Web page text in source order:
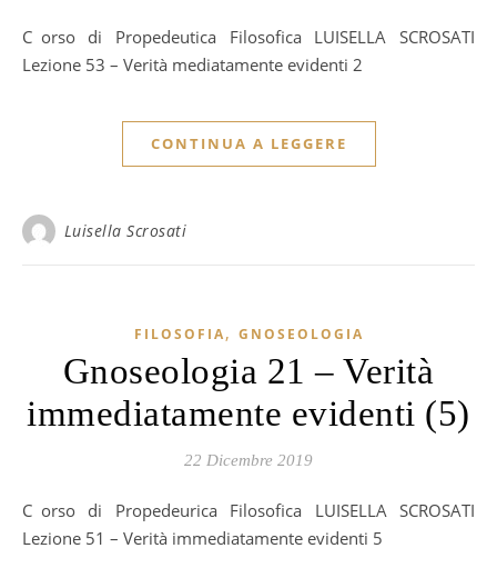
Corso di Propedeutica Filosofica LUISELLA SCROSATI
Lezione 53 – Verità mediatamente evidenti 2
CONTINUA A LEGGERE
Luisella Scrosati
FILOSOFIA, GNOSEOLOGIA
Gnoseologia 21 – Verità
immediatamente evidenti (5)
22 Dicembre 2019
Corso di Propedeurica Filosofica LUISELLA SCROSATI
Lezione 51 – Verità immediatamente evidenti 5